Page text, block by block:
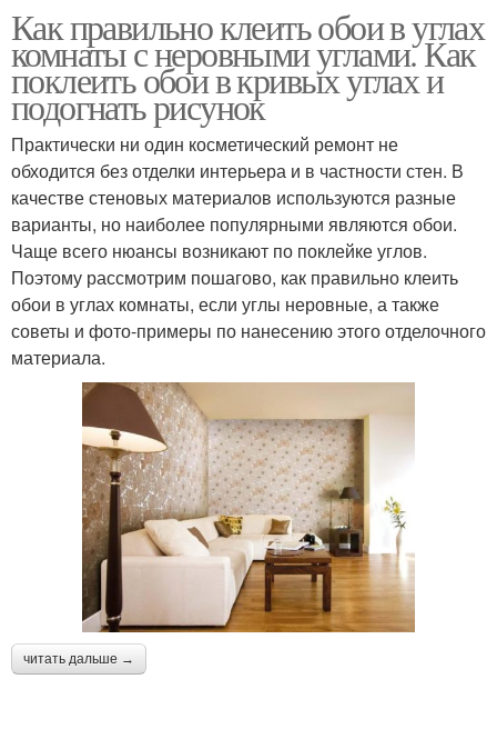
Как правильно клеить обои в углах
комнаты с неровными углами. Как
поклеить обои в кривых углах и
подогнать рисунок
Практически ни один косметический ремонт не
обходится без отделки интерьера и в частности стен. В
качестве стеновых материалов используются разные
варианты, но наиболее популярными являются обои.
Чаще всего нюансы возникают по поклейке углов.
Поэтому рассмотрим пошагово, как правильно клеить
обои в углах комнаты, если углы неровные, а также
советы и фото-примеры по нанесению этого отделочного
материала.
читать дальше →